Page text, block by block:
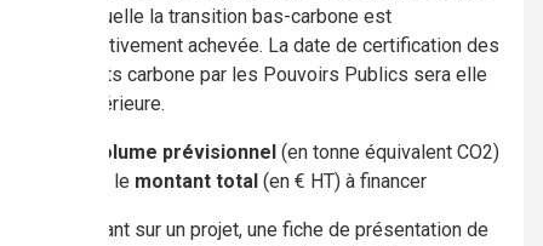
à laquelle la transition bas-carbone est
effectivement achevée. La date de certification des
crédits carbone par les Pouvoirs Publics sera elle
postérieure.
volume prévisionnel (en tonne équivalent CO2)
et/ou le montant total (en € HT) à financer
En cliquant sur un projet, une fiche de présentation de